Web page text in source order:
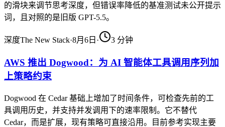
的滑块来调节思考深度，但错误率降低的基准测试未公开提示
词，且对照的是旧版 GPT-5.5。
深度The New Stack·8月6日 · 3 分钟
AWS 推出 Dogwood：为 AI 智能体工具调用序列加
上策略约束
Dogwood 在 Cedar 基础上增加了时间条件，可检查先前的工
具调用历史，并支持并发调用下的速率限制。它不替代
Cedar，而是扩展，现有策略可直接沿用。目前参考实现主要